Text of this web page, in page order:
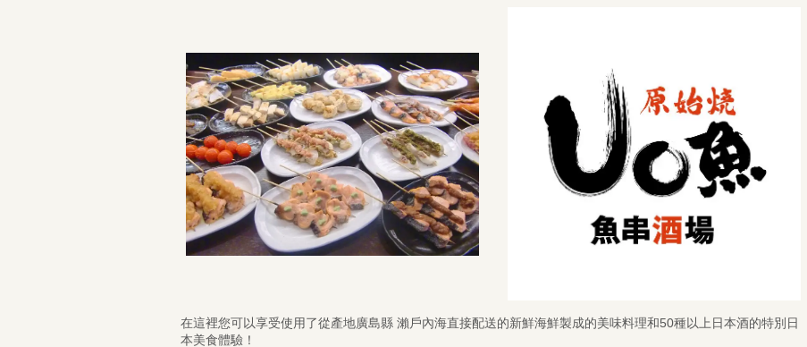
在這裡您可以享受使用了從產地廣島縣 瀨戶內海直接配送的新鮮海鮮製成的美味料理和50種以上日本酒的特別日
本美食體驗！